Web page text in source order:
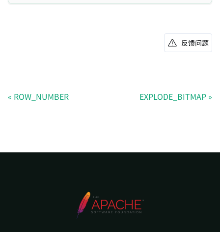
反馈问题
ROW_NUMBER EXPLODE_BITMAP